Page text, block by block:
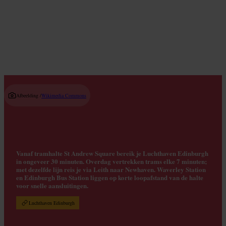
Afbeelding /Wikimedia Commons
Vanaf tramhalte St Andrew Square bereik je Luchthaven Edinburgh
in ongeveer 30 minuten. Overdag vertrekken trams elke 7 minuten;
met dezelfde lijn reis je via Leith naar Newhaven. Waverley Station
en Edinburgh Bus Station liggen op korte loopafstand van de halte
voor snelle aansluitingen.
Luchthaven Edinburgh